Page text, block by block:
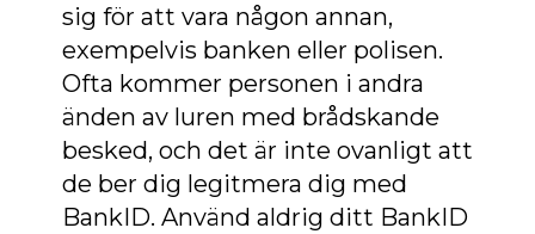
sig för att vara någon annan,
exempelvis banken eller polisen.
Ofta kommer personen i andra
änden av luren med brådskande
besked, och det är inte ovanligt att
de ber dig legitmera dig med
BankID. Använd aldrig ditt BankID